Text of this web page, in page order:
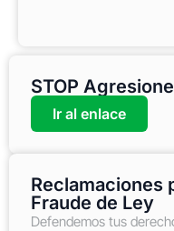
STOP
Ir al enlace
Reclamaciones
Fraude de Ley
Defendemos tus